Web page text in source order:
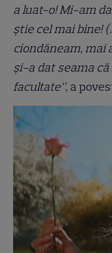
a luat-o! Mi-am
știe cel mai bine!
ciondăneam, mai
și-a dat seama
facultate”, a